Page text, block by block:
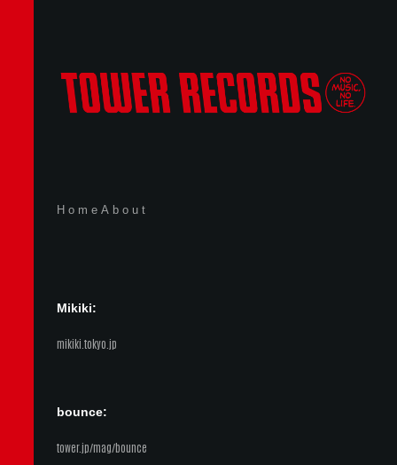
Home About
Mikiki:
mikiki.tokyo.jp
bounce:
tower.jp/mag/bounce